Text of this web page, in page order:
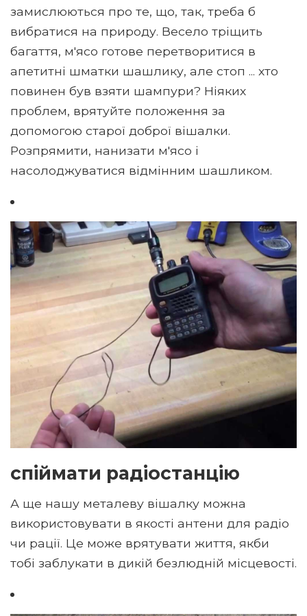
замислюються про те, що, так, треба б
вибратися на природу. Весело тріщить
багаття, м'ясо готове перетворитися в
апетитні шматки шашлику, але стоп ... хто
повинен був взяти шампури? Ніяких
проблем, врятуйте положення за
допомогою старої доброї вішалки.
Розпрямити, нанизати м'ясо і
насолоджуватися відмінним шашликом.
спіймати радіостанцію
А ще нашу металеву вішалку можна
використовувати в якості антени для радіо
чи рації. Це може врятувати життя, якби
тобі заблукати в дикій безлюдній місцевості.